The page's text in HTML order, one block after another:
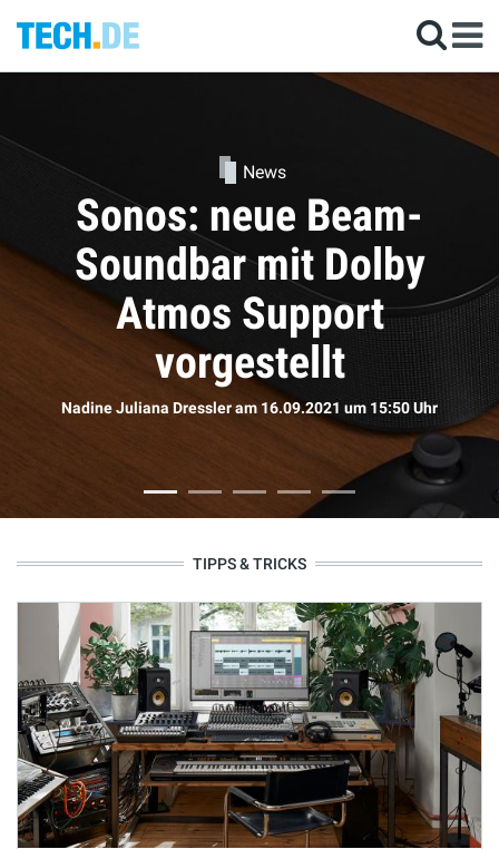
News
Kommen die neuen
AirPods doch bald?
Sophie Bömeram 16.09.2021 um 11:50 Uhr
TIPPS & TRICKS